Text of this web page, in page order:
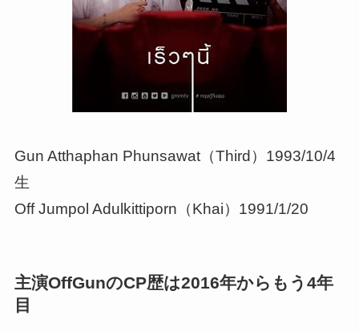
Gun Atthaphan Phunsawat（Third）1993/10/4
生
Off Jumpol Adulkittiporn（Khai）1991/1/20
主演OffGunのCP歴は2016年からもう4年
目